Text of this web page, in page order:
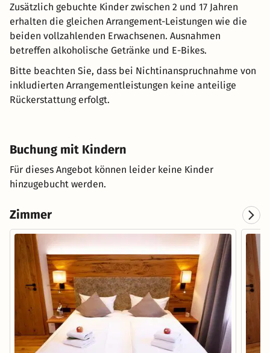
Zusätzlich gebuchte Kinder zwischen 2 und 17 Jahren
erhalten die gleichen Arrangement-Leistungen wie die
beiden vollzahlenden Erwachsenen. Ausnahmen
betreffen alkoholische Getränke und E-Bikes.
Bitte beachten Sie, dass bei Nichtinanspruchnahme von
inkludierten Arrangementleistungen keine anteilige
Rückerstattung erfolgt.
Buchung mit Kindern
Für dieses Angebot können leider keine Kinder
hinzugebucht werden.
Zimmer